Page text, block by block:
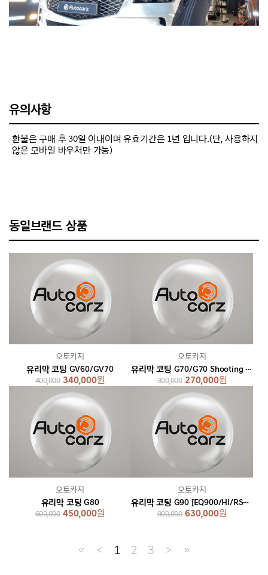
유의사항
환불은 구매 후 30일 이내이며 유효기간은 1년 입니다.(단, 사용하지
않은 모바일 바우처만 가능)
동일브랜드 상품
유리막 코팅 GV60/GV70
400,000 340,000원
오토카지
유리막 코팅 G70/G70 Shooting Brake
300,000 270,000원
오토카지
유리막 코팅 G80
600,000 450,000원
오토카지
유리막 코팅 G90 [EQ900/HI/RS4/롱휠베이스/블랙]
900,000 630,000원
오토카지
≪ ＜ 1 2 3 ＞ ≫